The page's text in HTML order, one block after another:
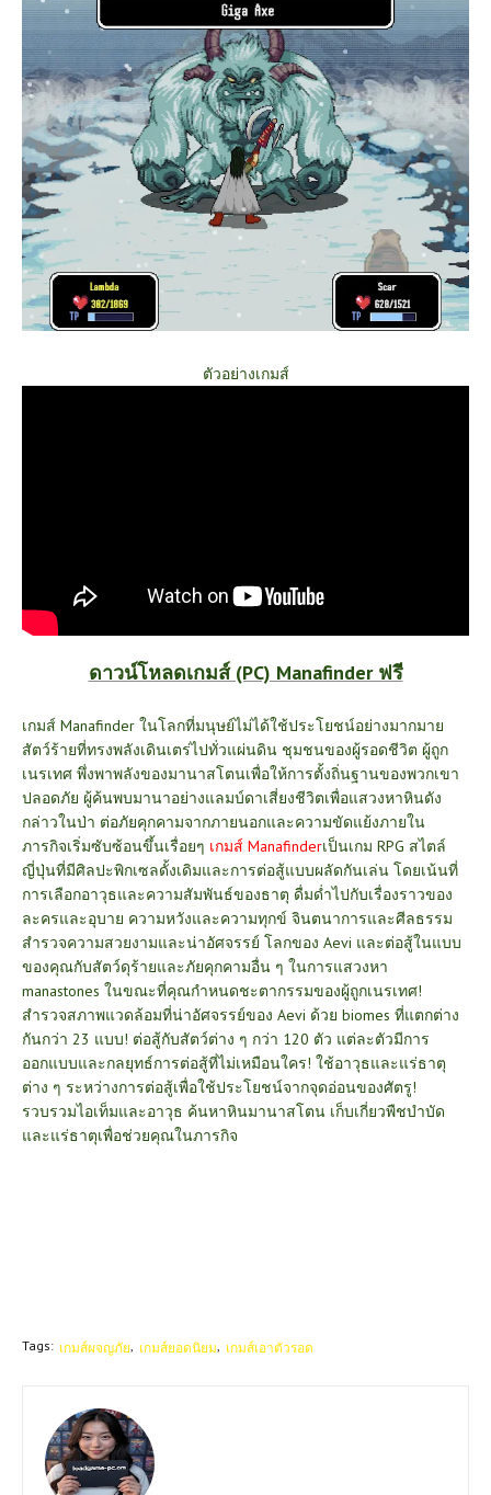
ตัวอย่างเกมส์
ดาวน์โหลดเกมส์ (PC) Manafinder ฟรี
เกมส์ Manafinder ในโลกที่มนุษย์ไม่ได้ใช้ประโยชน์อย่างมากมาย
สัตว์ร้ายที่ทรงพลังเดินเตร่ไปทั่วแผ่นดิน ชุมชนของผู้รอดชีวิต ผู้ถูก
เนรเทศ พึ่งพาพลังของมานาสโตนเพื่อให้การตั้งถิ่นฐานของพวกเขา
ปลอดภัย ผู้ค้นพบมานาอย่างแลมบ์ดาเสี่ยงชีวิตเพื่อแสวงหาหินดัง
กล่าวในป่า ต่อภัยคุกคามจากภายนอกและความขัดแย้งภายใน
ภารกิจเริ่มซับซ้อนขึ้นเรื่อยๆ เกมส์ Manafinderเป็นเกม RPG สไตล์
ญี่ปุ่นที่มีศิลปะพิกเซลดั้งเดิมและการต่อสู้แบบผลัดกันเล่น โดยเน้นที่
การเลือกอาวุธและความสัมพันธ์ของธาตุ ดื่มด่ำไปกับเรื่องราวของ
ละครและอุบาย ความหวังและความทุกข์ จินตนาการและศีลธรรม
สำรวจความสวยงามและน่าอัศจรรย์ โลกของ Aevi และต่อสู้ในแบบ
ของคุณกับสัตว์ดุร้ายและภัยคุกคามอื่น ๆ ในการแสวงหา
manastones ในขณะที่คุณกำหนดชะตากรรมของผู้ถูกเนรเทศ!
สำรวจสภาพแวดล้อมที่น่าอัศจรรย์ของ Aevi ด้วย biomes ที่แตกต่าง
กันกว่า 23 แบบ! ต่อสู้กับสัตว์ต่าง ๆ กว่า 120 ตัว แต่ละตัวมีการ
ออกแบบและกลยุทธ์การต่อสู้ที่ไม่เหมือนใคร! ใช้อาวุธและแร่ธาตุ
ต่าง ๆ ระหว่างการต่อสู้เพื่อใช้ประโยชน์จากจุดอ่อนของศัตรู!
รวบรวมไอเท็มและอาวุธ ค้นหาหินมานาสโตน เก็บเกี่ยวพืชบำบัด
และแร่ธาตุเพื่อช่วยคุณในภารกิจ
Tags: เกมส์ผจญภัย เกมส์ยอดนิยม เกมส์เอาตัวรอด